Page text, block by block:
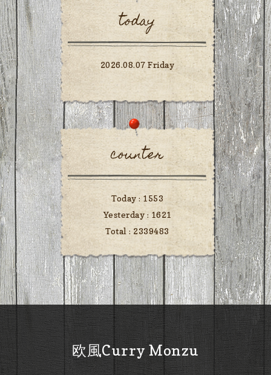
today
2026.08.07 Friday
counter
Today : 1553
Yesterday : 1621
Total : 2339483
欧風Curry Monzu